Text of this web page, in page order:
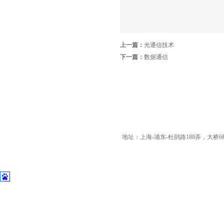
上一篇： 光通信技术
下一篇： 数据通信
地址：上海-浦东-杜鹃路188弄，大桥